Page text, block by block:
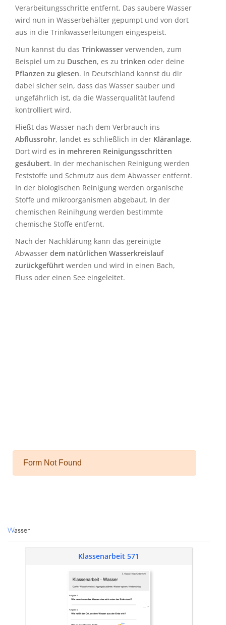
Verarbeitungsschritte entfernt. Das saubere Wasser
wird nun in Wasserbehälter gepumpt und von dort
aus in die Trinkwasserleitungen eingespeist.
Nun kannst du das Trinkwasser verwenden, zum
Beispiel um zu Duschen, es zu trinken oder deine
Pflanzen zu giesen. In Deutschland kannst du dir
dabei sicher sein, dass das Wasser sauber und
ungefährlich ist, da die Wasserqualität laufend
kontrolliert wird.
Fließt das Wasser nach dem Verbrauch ins
Abflussrohr, landet es schließlich in der Kläranlage.
Dort wird es in mehreren Reinigungsschritten
gesäubert. In der mechanischen Reinigung werden
Feststoffe und Schmutz aus dem Abwasser entfernt.
In der biologischen Reinigung werden organische
Stoffe und mikroorganismen abgebaut. In der
chemischen Reinihgung werden bestimmte
chemische Stoffe entfernt.
Nach der Nachklärung kann das gereinigte
Abwasser dem natürlichen Wasserkreislauf
zurückgeführt werden und wird in einen Bach,
Fluss oder einen See eingeleitet.
Wasser
Klassenarbeit 571